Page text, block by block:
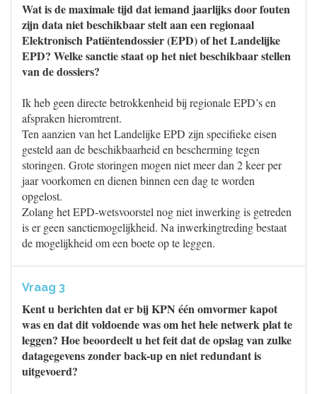
Wat is de maximale tijd dat iemand jaarlijks door fouten
zijn data niet beschikbaar stelt aan een regionaal
Elektronisch Patiëntendossier (EPD) of het Landelijke
EPD? Welke sanctie staat op het niet beschikbaar stellen
van de dossiers?
Ik heb geen directe betrokkenheid bij regionale EPD’s en
afspraken hieromtrent.
Ten aanzien van het Landelijke EPD zijn specifieke eisen
gesteld aan de beschikbaarheid en bescherming tegen
storingen. Grote storingen mogen niet meer dan 2 keer per
jaar voorkomen en dienen binnen een dag te worden
opgelost.
Zolang het EPD-wetsvoorstel nog niet inwerking is getreden
is er geen sanctiemogelijkheid. Na inwerkingtreding bestaat
de mogelijkheid om een boete op te leggen.
Vraag 3
Kent u berichten dat er bij KPN één omvormer kapot
was en dat dit voldoende was om het hele netwerk plat te
leggen? Hoe beoordeelt u het feit dat de opslag van zulke
datagegevens zonder back-up en niet redundant is
uitgevoerd?